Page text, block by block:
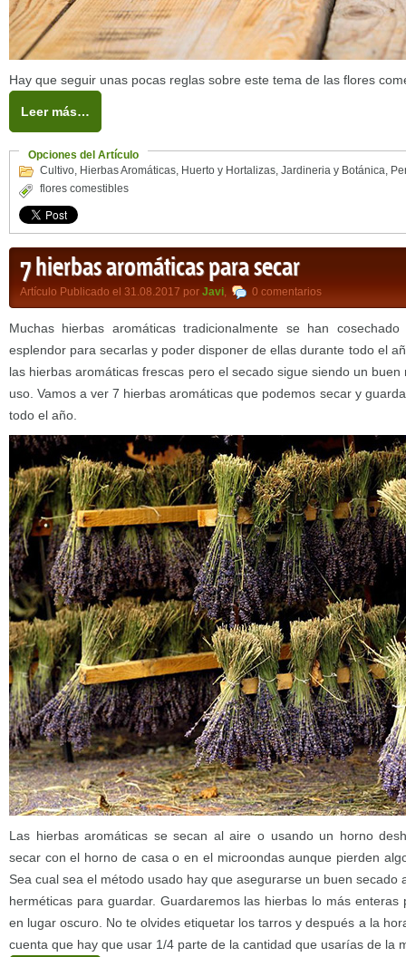
Hay que seguir unas pocas reglas sobre este tema de las flores
Leer más…
Opciones del Artículo
Cultivo Hierbas Aromáticas Huerto y Hortalizas Jardineria y Botánica
flores comestibles
7 hierbas aromáticas para secar
Artículo Publicado el 31.08.2017 por Javi 0 comentarios
Muchas hierbas aromáticas tradicionalmente se han
esplendor para secarlas y poder disponer de ellas durante todo el
las hierbas aromáticas frescas pero el secado sigue siendo un
uso. Vamos a ver 7 hierbas aromáticas que podemos secar y
todo el año.
Las hierbas aromáticas se secan al aire o usando un horno
secar con el horno de casa o en el microondas aunque pierden
Sea cual sea el método usado hay que asegurarse un buen secado
herméticas para guardar. Guardaremos las hierbas lo más enteras
en lugar oscuro. No te olvides etiquetar los tarros y después a la
cuenta que hay que usar 1/4 parte de la cantidad que usarías de la